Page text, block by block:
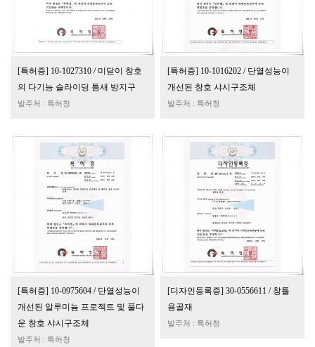
[특허증] 10-1027310 / 미닫이 창호
의 다기능 슬라이딩 틈새 방지구
발주처 : 특허청
[특허증] 10-1016202 / 단열성능이
개선된 창호 샤시구조체
발주처 : 특허청
[특허증] 10-0975604 / 단열성능이
개선된 알루미늄 프로젝트 및 풀다
운 창호 샤시구조체
발주처 : 특허청
[디자인등록증] 30-0556611 / 창틀
용골재
발주처 : 특허청